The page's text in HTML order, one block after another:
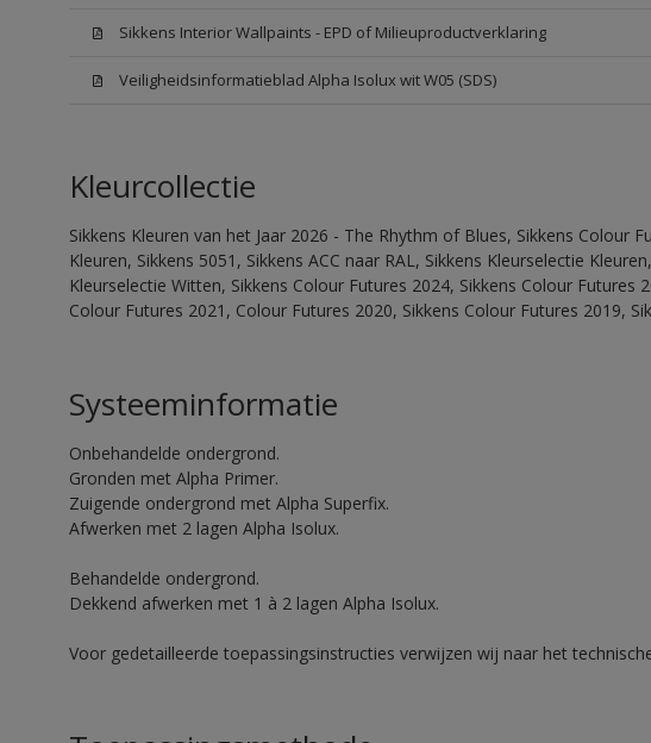
Sikkens Interior Wallpaints - EPD of Milieuproductverklaring
Veiligheidsinformatieblad Alpha Isolux wit W05 (SDS)
Kleurcollectie
Sikkens Kleuren van het Jaar 2026 - The Rhythm of Blues, Sikkens Colour
Kleuren, Sikkens 5051, Sikkens ACC naar RAL, Sikkens Kleurselectie
Kleurselectie Witten, Sikkens Colour Futures 2024, Sikkens Colour Futures
Colour Futures 2021, Colour Futures 2020, Sikkens Colour Futures 2019,
Systeeminformatie
Onbehandelde ondergrond.
Gronden met Alpha Primer.
Zuigende ondergrond met Alpha Superfix.
Afwerken met 2 lagen Alpha Isolux.
Behandelde ondergrond.
Dekkend afwerken met 1 à 2 lagen Alpha Isolux.
Voor gedetailleerde toepassingsinstructies verwijzen wij naar het